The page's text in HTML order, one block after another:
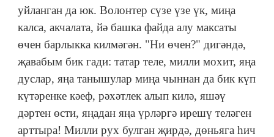
уйланган да юк. Волонтер сүзе үзе үк, миңа
калса, акчалата, йә башка файда алу максаты
өчен барлыкка килмәгән. "Ни өчен?" дигәндә,
җавабым бик гади: татар теле, милли мохит, яңа
дуслар, яңа танышулар миңа чыннан да бик күп
күтәренке кәеф, рәхәтлек алып килә, яшәү
дәртен өсти, яңадан яңа үрләргә ирешү теләген
арттыра! Милли рух булган җирдә, дөньяга һич